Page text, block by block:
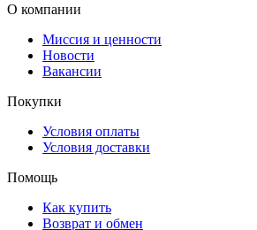
О компании
Миссия и ценности
Новости
Вакансии
Покупки
Условия оплаты
Условия доставки
Помощь
Как купить
Возврат и обмен